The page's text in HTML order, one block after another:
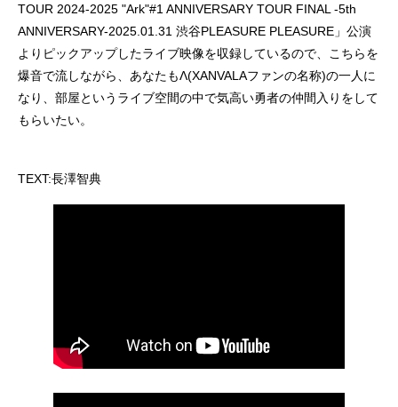
TOUR 2024-2025 "Ark"#1 ANNIVERSARY TOUR FINAL -5th
ANNIVERSARY-2025.01.31 渋谷PLEASURE PLEASURE」公演
よりピックアップしたライブ映像を収録しているので、こちらを
爆音で流しながら、あなたもΛ(XANVALAファンの名称)の一人に
なり、部屋というライブ空間の中で気高い勇者の仲間入りをして
もらいたい。
TEXT:長澤智典